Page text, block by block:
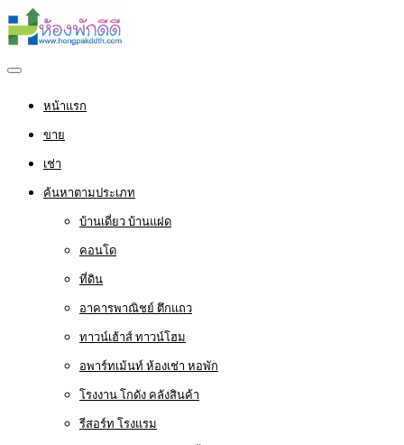
หน้าแรก
ขาย
เช่า
ค้นหาตามประเภท
บ้านเดี่ยว บ้านแฝด
คอนโด
ที่ดิน
อาคารพาณิชย์ ตึกแถว
ทาวน์เฮ้าส์ ทาวน์โฮม
อพาร์ทเม้นท์ ห้องเช่า หอพัก
โรงงาน โกดัง คลังสินค้า
รีสอร์ท โรงแรม